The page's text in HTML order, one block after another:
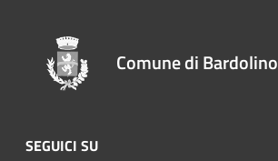
Comune di Bardolino
SEGUICI SU